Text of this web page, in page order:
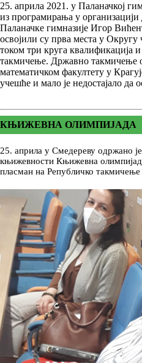
25. априла 2021. у Паланачкој
из програмирања у
Паланачке гимназије Игор
освојили су прва места у Округу
током три круга квалификација
такмичење. Државно такмичење
математичком факултету у
учешће и мало је недостајало да
КЊИЖЕВНА ОЛИМПИЈАДА
25. априла у Смедереву одржано
књижевности Књижевна
пласман на Републичко такмичење